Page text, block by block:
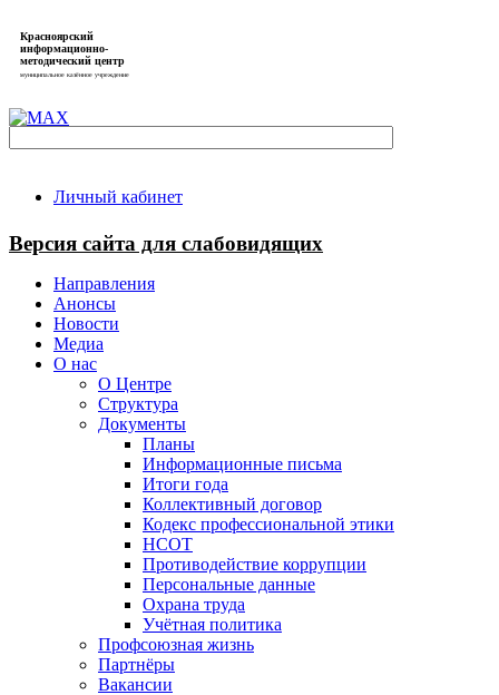
Красноярский
информационно-
методический центр
муниципальное казённое учреждение
Личный кабинет
Версия сайта для слабовидящих
Направления
Анонсы
Новости
Медиа
О нас
О Центре
Структура
Документы
Планы
Информационные письма
Итоги года
Коллективный договор
Кодекс профессиональной этики
НСОТ
Противодействие коррупции
Персональные данные
Охрана труда
Учётная политика
Профсоюзная жизнь
Партнёры
Вакансии